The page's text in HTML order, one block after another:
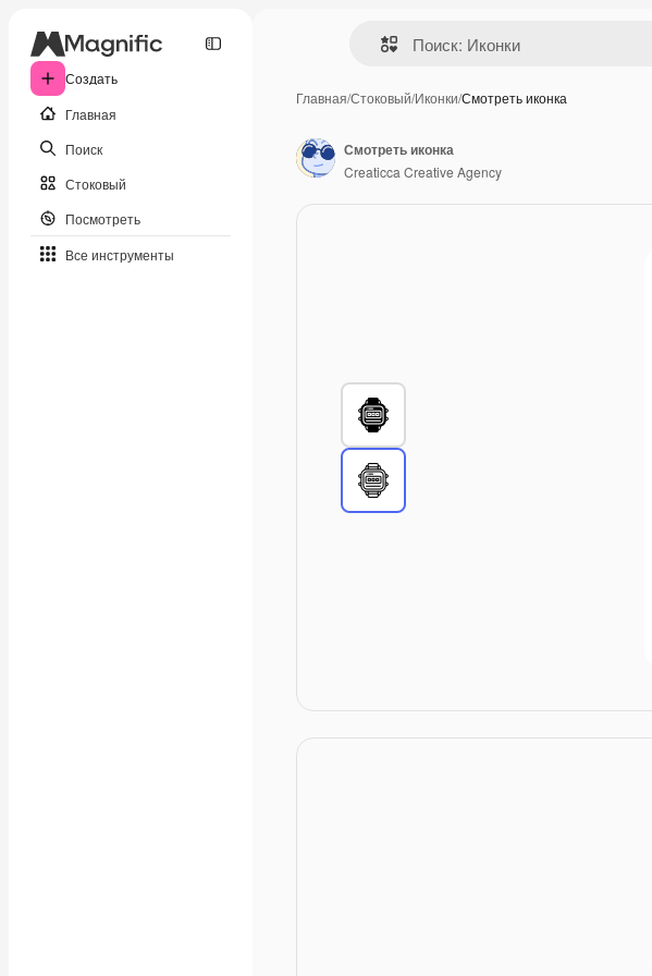
Создать
Главная
Поиск
Стоковый
Посмотреть
Все инструменты
Главная/Стоковый/Иконки/Смотреть иконка
Смотреть иконка
Creaticca Creative Agency